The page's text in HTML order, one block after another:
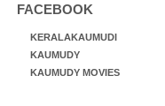
FACEBOOK
KERALAKAUMUDI
KAUMUDY
KAUMUDY MOVIES